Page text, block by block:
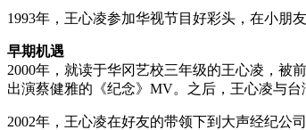
1993年，王心凌参加华视节目好彩头，在小朋
早期机遇
2000年，就读于华冈艺校三年级的王心凌，被
出演蔡健雅的《纪念》MV。之后，王心凌与
2002年，王心凌在好友的带领下到大声经纪公